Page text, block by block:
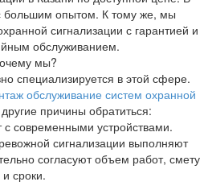
большим опытом. К тому же, мы
сигнализации с гарантией и
обслуживанием.
мы?
специализируется в этой сфере.
обслуживание систем охранной
причины обратиться:
современными устройствами.
сигнализации выполняют
согласуют объем работ, смету
и сроки.